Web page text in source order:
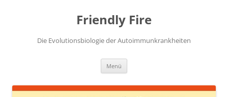
Friendly Fire
Die Evolutionsbiologie der Autoimmunkrankheiten
Menü